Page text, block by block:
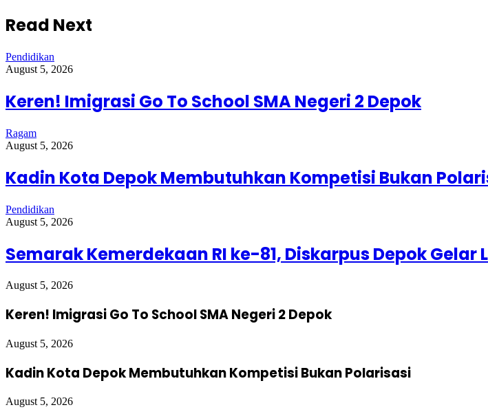
Read Next
Pendidikan
August 5, 2026
Keren! Imigrasi Go To School SMA Negeri 2 Depok
Ragam
August 5, 2026
Kadin Kota Depok Membutuhkan Kompetisi Bukan
Pendidikan
August 5, 2026
Semarak Kemerdekaan RI ke-81, Diskarpus Depok Gelar
August 5, 2026
Keren! Imigrasi Go To School SMA Negeri 2 Depok
August 5, 2026
Kadin Kota Depok Membutuhkan Kompetisi Bukan Polarisasi
August 5, 2026